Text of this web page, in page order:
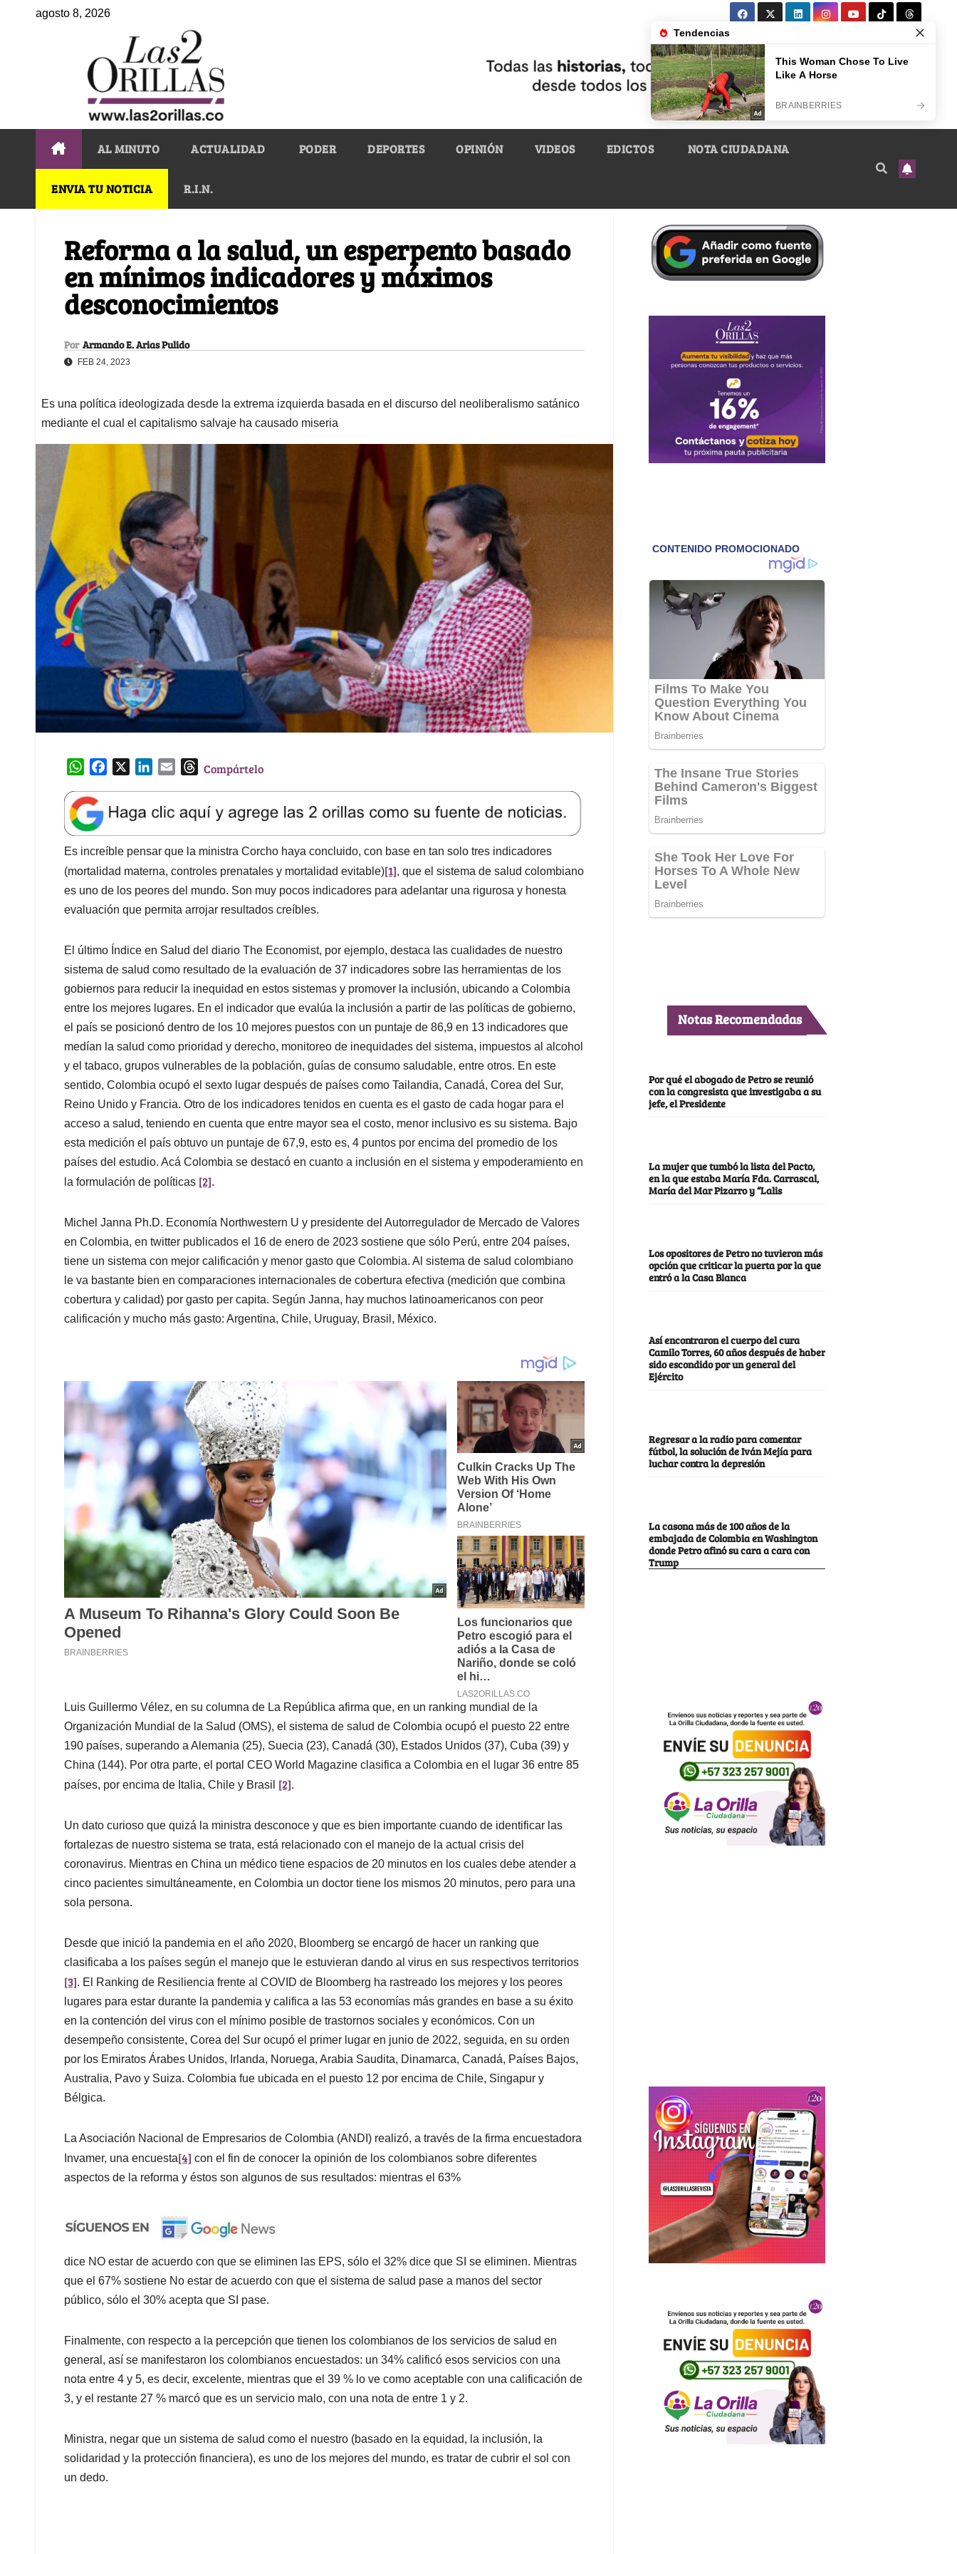
agosto 8, 2026
AL MINUTO ACTUALIDAD PODER DEPORTES OPINIÓN VIDEOS EDICTOS NOTA CIUDADANA
ENVIA TU NOTICIA R.I.N.
Reforma a la salud, un esperpento basado
en mínimos indicadores y máximos
desconocimientos
Por Armando E. Arias Pulido
FEB 24, 2023
Es una política ideologizada desde la extrema izquierda basada en el discurso del neoliberalismo satánico
mediante el cual el capitalismo salvaje ha causado miseria
W
a
t
s
A
p
p
e
b
o
o
k
k
e
d
I
n
l
T
e
a
d
s
Compártelo
Es increíble pensar que la ministra Corcho haya concluido, con base en tan solo tres indicadores
(mortalidad materna, controles prenatales y mortalidad evitable)[1], que el sistema de salud colombiano
es uno de los peores del mundo. Son muy pocos indicadores para adelantar una rigurosa y honesta
evaluación que permita arrojar resultados creíbles.
El último Índice en Salud del diario The Economist, por ejemplo, destaca las cualidades de nuestro
sistema de salud como resultado de la evaluación de 37 indicadores sobre las herramientas de los
gobiernos para reducir la inequidad en estos sistemas y promover la inclusión, ubicando a Colombia
entre los mejores lugares. En el indicador que evalúa la inclusión a partir de las políticas de gobierno,
el país se posicionó dentro de los 10 mejores puestos con un puntaje de 86,9 en 13 indicadores que
medían la salud como prioridad y derecho, monitoreo de inequidades del sistema, impuestos al alcohol
y el tabaco, grupos vulnerables de la población, guías de consumo saludable, entre otros. En este
sentido, Colombia ocupó el sexto lugar después de países como Tailandia, Canadá, Corea del Sur,
Reino Unido y Francia. Otro de los indicadores tenidos en cuenta es el gasto de cada hogar para el
acceso a salud, teniendo en cuenta que entre mayor sea el costo, menor inclusivo es su sistema. Bajo
esta medición el país obtuvo un puntaje de 67,9, esto es, 4 puntos por encima del promedio de los
países del estudio. Acá Colombia se destacó en cuanto a inclusión en el sistema y empoderamiento en
la formulación de políticas [2].
Michel Janna Ph.D. Economía Northwestern U y presidente del Autorregulador de Mercado de Valores
en Colombia, en twitter publicados el 16 de enero de 2023 sostiene que sólo Perú, entre 204 países,
tiene un sistema con mejor calificación y menor gasto que Colombia. Al sistema de salud colombiano
le va bastante bien en comparaciones internacionales de cobertura efectiva (medición que combina
cobertura y calidad) por gasto per capita. Según Janna, hay muchos latinoamericanos con peor
calificación y mucho más gasto: Argentina, Chile, Uruguay, Brasil, México.
Luis Guillermo Vélez, en su columna de La República afirma que, en un ranking mundial de la
Organización Mundial de la Salud (OMS), el sistema de salud de Colombia ocupó el puesto 22 entre
190 países, superando a Alemania (25), Suecia (23), Canadá (30), Estados Unidos (37), Cuba (39) y
China (144). Por otra parte, el portal CEO World Magazine clasifica a Colombia en el lugar 36 entre 85
países, por encima de Italia, Chile y Brasil [2].
Un dato curioso que quizá la ministra desconoce y que es bien importante cuando de identificar las
fortalezas de nuestro sistema se trata, está relacionado con el manejo de la actual crisis del
coronavirus. Mientras en China un médico tiene espacios de 20 minutos en los cuales debe atender a
cinco pacientes simultáneamente, en Colombia un doctor tiene los mismos 20 minutos, pero para una
sola persona.
Desde que inició la pandemia en el año 2020, Bloomberg se encargó de hacer un ranking que
clasificaba a los países según el manejo que le estuvieran dando al virus en sus respectivos territorios
[3]. El Ranking de Resiliencia frente al COVID de Bloomberg ha rastreado los mejores y los peores
lugares para estar durante la pandemia y califica a las 53 economías más grandes en base a su éxito
en la contención del virus con el mínimo posible de trastornos sociales y económicos. Con un
desempeño consistente, Corea del Sur ocupó el primer lugar en junio de 2022, seguida, en su orden
por los Emiratos Árabes Unidos, Irlanda, Noruega, Arabia Saudita, Dinamarca, Canadá, Países Bajos,
Australia, Pavo y Suiza. Colombia fue ubicada en el puesto 12 por encima de Chile, Singapur y
Bélgica.
La Asociación Nacional de Empresarios de Colombia (ANDI) realizó, a través de la firma encuestadora
Invamer, una encuesta[4] con el fin de conocer la opinión de los colombianos sobre diferentes
aspectos de la reforma y éstos son algunos de sus resultados: mientras el 63%
dice NO estar de acuerdo con que se eliminen las EPS, sólo el 32% dice que SI se eliminen. Mientras
que el 67% sostiene No estar de acuerdo con que el sistema de salud pase a manos del sector
público, sólo el 30% acepta que SI pase.
Finalmente, con respecto a la percepción que tienen los colombianos de los servicios de salud en
general, así se manifestaron los colombianos encuestados: un 34% calificó esos servicios con una
nota entre 4 y 5, es decir, excelente, mientras que el 39 % lo ve como aceptable con una calificación de
3, y el restante 27 % marcó que es un servicio malo, con una nota de entre 1 y 2.
Ministra, negar que un sistema de salud como el nuestro (basado en la equidad, la inclusión, la
solidaridad y la protección financiera), es uno de los mejores del mundo, es tratar de cubrir el sol con
un dedo.
Notas Recomendadas
Por qué el abogado de Petro se reunió
con la congresista que investigaba a su
jefe, el Presidente
La mujer que tumbó la lista del Pacto,
en la que estaba María Fda. Carrascal,
María del Mar Pizarro y “Lalis
Los opositores de Petro no tuvieron más
opción que criticar la puerta por la que
entró a la Casa Blanca
Así encontraron el cuerpo del cura
Camilo Torres, 60 años después de haber
sido escondido por un general del
Ejército
Regresar a la radio para comentar
fútbol, la solución de Iván Mejía para
luchar contra la depresión
La casona más de 100 años de la
embajada de Colombia en Washington
donde Petro afinó su cara a cara con
Trump